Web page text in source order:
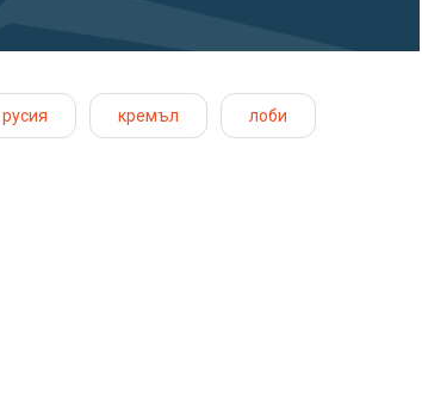
русия кремъл лоби